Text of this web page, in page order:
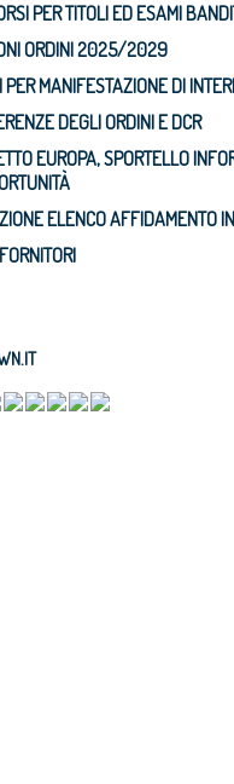
PER TITOLI ED ESAMI
ORDINI 2025/2029
MANIFESTAZIONE DI
DEGLI ORDINI E DCR
EUROPA, SPORTELLO
ELENCO AFFIDAMENTO